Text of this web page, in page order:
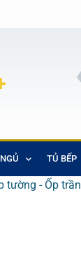
TỦ BẾP
tường - Ốp trần